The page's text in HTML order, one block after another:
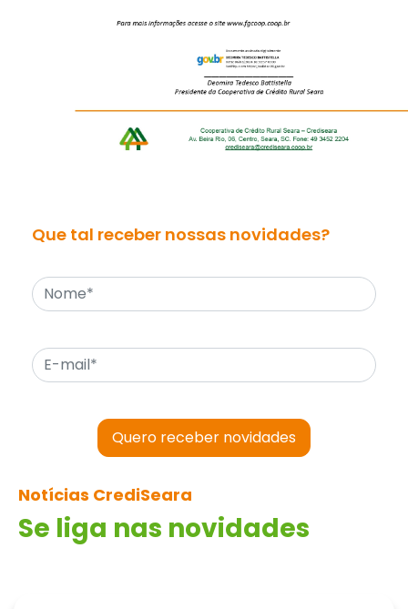
Que tal receber nossas novidades?
Quero receber novidades
Notícias CrediSeara
Se liga nas novidades